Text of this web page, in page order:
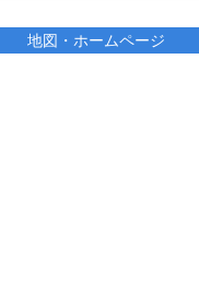
地図・ホームページ